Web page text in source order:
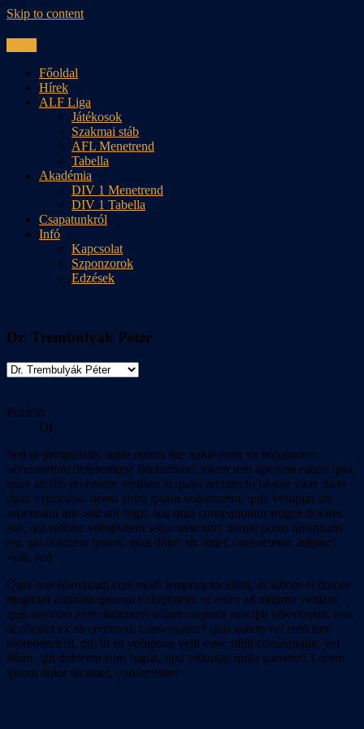
Skip to content
Főoldal
Hírek
ALF Liga
Játékosok
Szakmai stáb
AFL Menetrend
Tabella
Akadémia
DIV 1 Menetrend
DIV 1 Tabella
Csapatunkról
Infó
Kapcsolat
Szponzorok
Edzések
Dr. Trembulyák Péter
Pozíció
DL
Sed ut perspiciatis, unde omnis iste natus error sit voluptatem
accusantium doloremque laudantium, totam rem aperiam eaque ipsa,
quae ab illo inventore veritatis et quasi architecto beatae vitae dicta
sunt, explicabo. nemo enim ipsam voluptatem, quia voluptas sit,
aspernatur aut odit aut fugit, sed quia consequuntur magni dolores
eos, qui ratione voluptatem sequi nesciunt, neque porro quisquam
est, qui dolorem ipsum, quia dolor sit, amet, consectetur, adipisci
velit, sed.
Quia non numquam eius modi tempora incidunt, ut labore et dolore
magnam aliquam quaerat voluptatem. ut enim ad minima veniam,
quis nostrum exercitationem ullam corporis suscipit laboriosam, nisi
ut aliquid ex ea commodi consequatur? quis autem vel eum iure
reprehenderit, qui in ea voluptate velit esse, nihil consequatur, vel
illum, qui dolorem eum fugiat, quo voluptas nulla pariatur? Lorem
ipsum dolor sit amet, consectetuer